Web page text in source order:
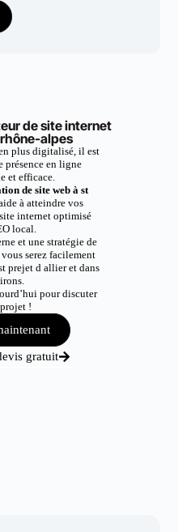
de site internet
alpes
plus digitalisé, il est
présence en ligne
et efficace.
de site web à st
à atteindre vos
internet optimisé
local.
et une stratégie de
serez facilement
prejet d allier et dans
pour discuter
!
gratuit